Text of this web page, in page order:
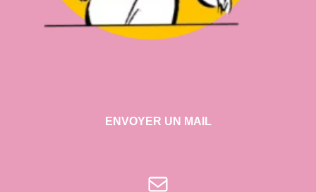
ENVOYER UN MAIL
E-mail